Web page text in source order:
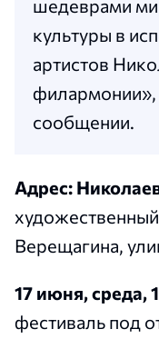
шедеврами
культуры в
артистов
филармонии»,
сообщении.
Адрес:
Верещагина,
17 июня, среда,
фестиваль под